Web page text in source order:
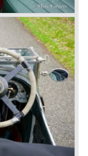
engine
as a result the
hoped for. Only
and the firm
negotiating with
Then another
British Central
bid
front for Rolls-
the